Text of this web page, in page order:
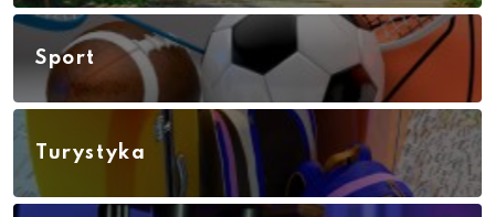
Sport
Turystyka